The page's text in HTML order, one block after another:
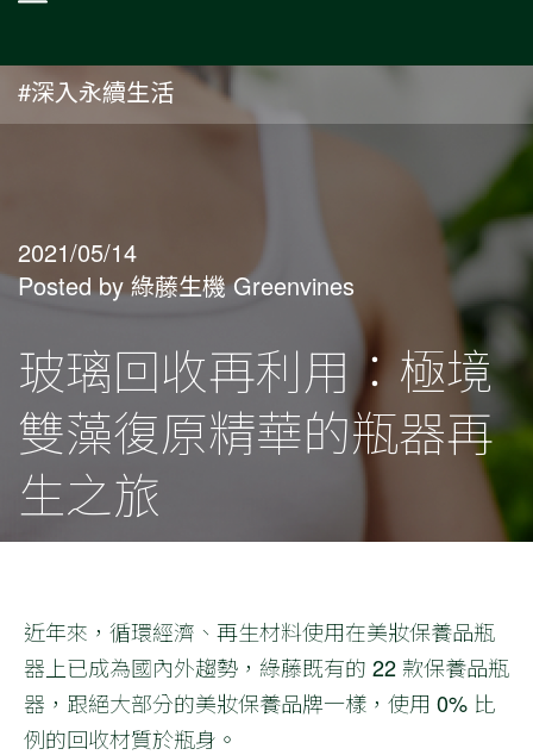
2021/05/14
Posted by 綠藤生機 Greenvines
#深入永續生活
玻璃回收再利用：極境
雙藻復原精華的瓶器再
生之旅
近年來，循環經濟、再生材料使用在美妝保養品瓶
器上已成為國內外趨勢，綠藤既有的 22 款保養品瓶
器，跟絕大部分的美妝保養品牌一樣，使用 0% 比
例的回收材質於瓶身。